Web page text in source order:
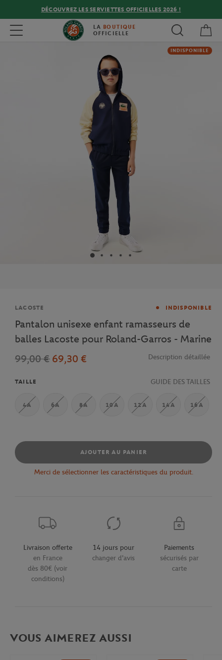
DÉCOUVREZ LES SERVIETTES OFFICIELLES 2026 !
Toggle navigation LA BOUTIQUE
OFFICIELLE
INDISPONIBLE
Marque
LACOSTE INDISPONIBLE
Pantalon unisexe enfant ramasseurs de
balles Lacoste pour Roland-Garros - Marine
99,00 € 69,30 € Description détaillée
TAILLE GUIDE DES TAILLES
4A 6A 8A 10A 12A 14A 16A
AJOUTER AU PANIER
Merci de sélectionner les caractéristiques du produit.
Livraison offerte
en France
dès 80€ (voir
conditions)
14 jours pour
changer d'avis
Paiements
sécurisés par
carte
VOUS AIMEREZ AUSSI